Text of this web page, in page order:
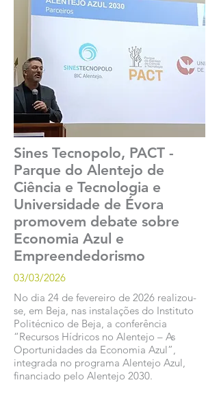
Sines Tecnopolo, PACT -
Parque do Alentejo de
Ciência e Tecnologia e
Universidade de Évora
promovem debate sobre
Economia Azul e
Empreendedorismo
03/03/2026
No dia 24 de fevereiro de 2026 realizou-
se, em Beja, nas instalações do Instituto
Politécnico de Beja, a conferência
“Recursos Hídricos no Alentejo – As
Oportunidades da Economia Azul”,
integrada no programa Alentejo Azul,
financiado pelo Alentejo 2030.